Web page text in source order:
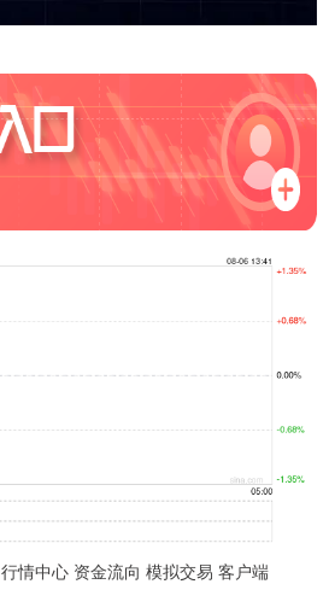
情中心 资金流向 模拟交易 客户端